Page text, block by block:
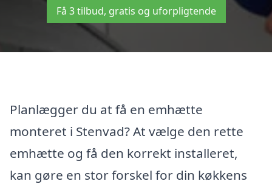
Få 3 tilbud, gratis og uforpligtende
Planlægger du at få en emhætte
monteret i Stenvad? At vælge den rette
emhætte og få den korrekt installeret,
kan gøre en stor forskel for din køkkens